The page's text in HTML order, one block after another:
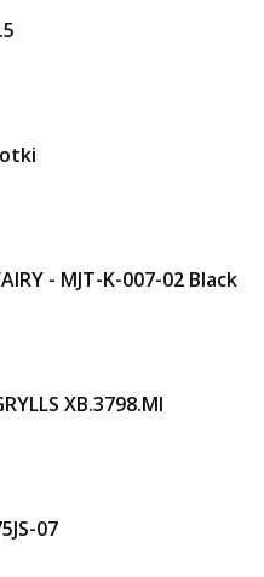
- MJT-K-007-02 Black
XB.3798.MI
07